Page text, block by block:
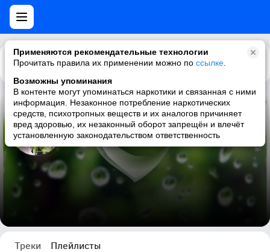
Применяются рекомендательные технологии
Прочитать правила их применении можно по ссылке
Возможны упоминания
В контенте могут упоминаться наркотики и связанная с ними
информация. Незаконное потребление наркотических
средств, психотропных веществ и их аналогов причиняет
вред здоровью, их незаконный оборот запрещён и влечёт
установленную законодательством ответственность
Каталог Рекомендации
Журнал Свадебный БУМ. РТ
1 плейлист
Треки Плейлисты